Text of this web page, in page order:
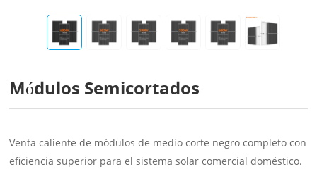
Módulos Semicortados
Venta caliente de módulos de medio corte negro completo con
eficiencia superior para el sistema solar comercial doméstico.